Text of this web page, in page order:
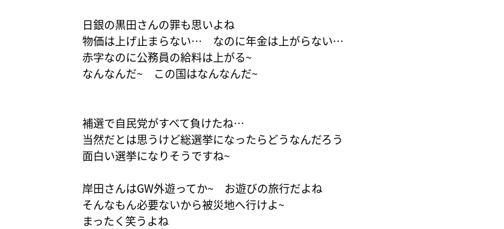
日銀の黒田さんの罪も思いよね
物価は上げ止まらない… なのに年金は上がらない…
赤字なのに公務員の給料は上がる~
なんなんだ~ この国はなんなんだ~
補選で自民党がすべて負けたね…
当然だとは思うけど総選挙になったらどうなんだろう
面白い選挙になりそうですね~
岸田さんはGW外遊ってか~ お遊びの旅行だよね
そんなもん必要ないから被災地へ行けよ~
まったく笑うよね